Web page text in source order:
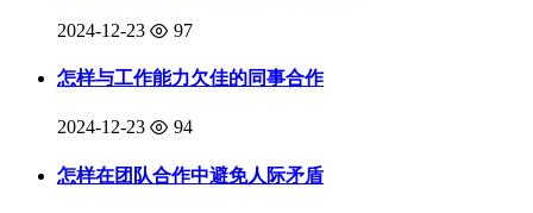
2024-12-23 97
怎样与工作能力欠佳的同事合作
2024-12-23 94
怎样在团队合作中避免人际矛盾